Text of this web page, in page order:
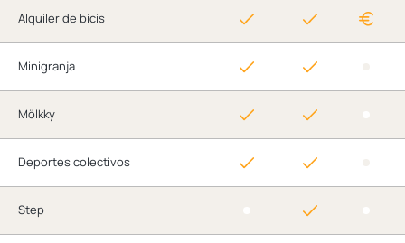
Alquiler de bicis
Minigranja
Mölkky
Deportes colectivos
Step